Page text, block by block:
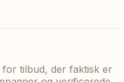
for tilbud, der faktisk er